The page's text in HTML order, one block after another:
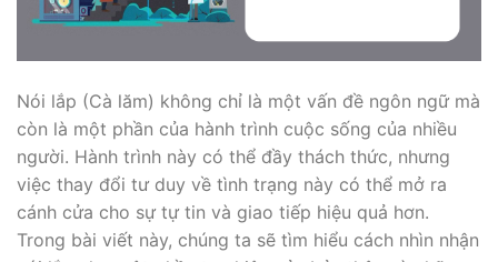
Nói lắp (Cà lăm) không chỉ là một vấn đề ngôn ngữ mà
còn là một phần của hành trình cuộc sống của nhiều
người. Hành trình này có thể đầy thách thức, nhưng
việc thay đổi tư duy về tình trạng này có thể mở ra
cánh cửa cho sự tự tin và giao tiếp hiệu quả hơn.
Trong bài viết này, chúng ta sẽ tìm hiểu cách nhìn nhận